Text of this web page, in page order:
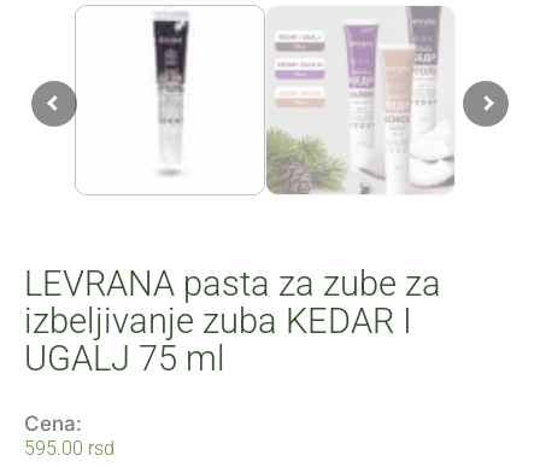
LEVRANA pasta za zube za
izbeljivanje zuba KEDAR I
UGALJ 75 ml
Cena:
595.00 rsd